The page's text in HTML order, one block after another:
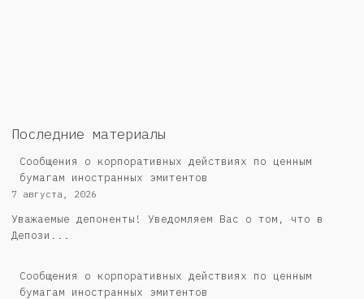
Последние материалы
Сообщения о корпоративных действиях по ценным
бумагам иностранных эмитентов
7 августа, 2026
Уважаемые депоненты! Уведомляем Вас о том, что в
Депози...
Сообщения о корпоративных действиях по ценным
бумагам иностранных эмитентов